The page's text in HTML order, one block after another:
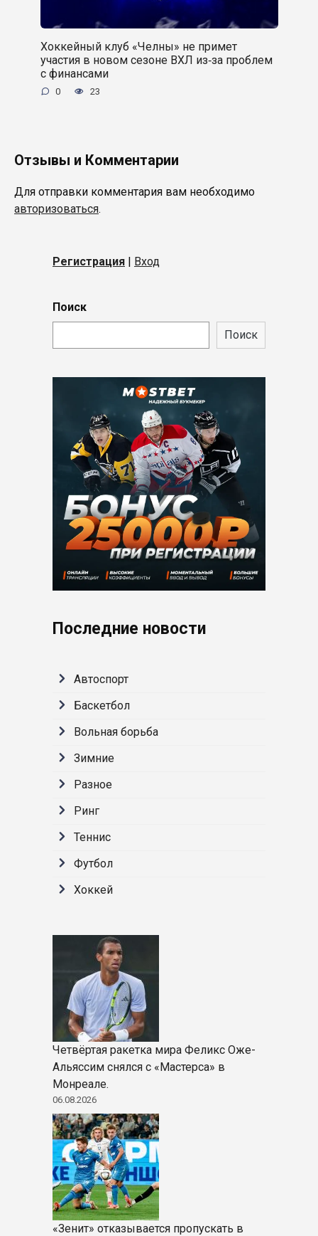
Хоккейный клуб «Челны» не примет
участия в новом сезоне ВХЛ из‑за проблем
с финансами
0 23
Отзывы и Комментарии
Для отправки комментария вам необходимо
авторизоваться.
Регистрация | Вход
Поиск
Поиск
Последние новости
Автоспорт
Баскетбол
Вольная борьба
Зимние
Разное
Ринг
Теннис
Футбол
Хоккей
Четвёртая ракетка мира Феликс Оже-
Альяссим снялся с «Мастерса» в
Монреале.
06.08.2026
«Зенит» отказывается пропускать в